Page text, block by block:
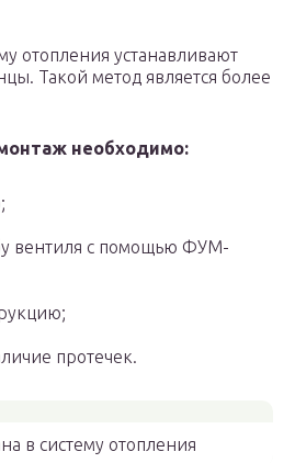
отопления устанавливают
Такой метод является более
необходимо:
вентиля с помощью ФУМ-
протечек.
в систему отопления